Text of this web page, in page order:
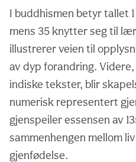
I buddhismen betyr tallet
mens 35 knytter seg til
illustrerer veien til
av dyp forandring.
indiske tekster, blir
numerisk representert
gjenspeiler essensen av
sammenhengen mellom
gjenfødelse.